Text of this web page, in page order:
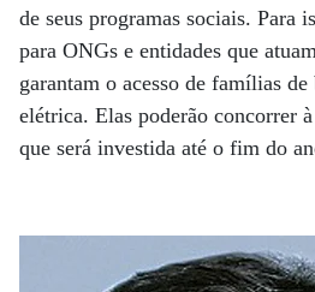
de seus programas sociais. Para
para ONGs e entidades que
garantam o acesso de famílias
elétrica. Elas poderão concorrer
que será investida até o fim do